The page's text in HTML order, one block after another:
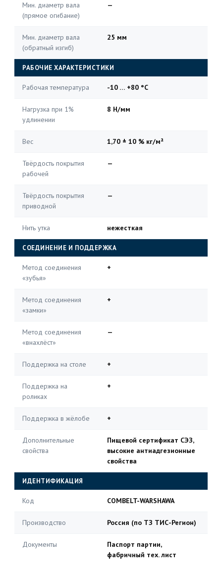
Мин. диаметр вала
(прямое огибание)
—
Мин. диаметр вала
(обратный изгиб)
25 мм
РАБОЧИЕ ХАРАКТЕРИСТИКИ
Рабочая температура -10 … +80 °C
Нагрузка при 1%
удлинении
8 Н/мм
Вес 1,70 ± 10 % кг/м²
Твёрдость покрытия
рабочей
—
Твёрдость покрытия
приводной
—
Нить утка нежесткая
СОЕДИНЕНИЕ И ПОДДЕРЖКА
Метод соединения
«зубья»
+
Метод соединения
«замки»
+
Метод соединения
«внахлёст»
—
Поддержка на столе +
Поддержка на
роликах
+
Поддержка в жёлобе +
Дополнительные
свойства
Пищевой сертификат СЭЗ,
высокие антиадгезионные
свойства
ИДЕНТИФИКАЦИЯ
Код COMBELT-WARSHAWA
Производство Россия (по ТЗ ТИС-Регион)
Документы
Паспорт партии,
фабричный тех. лист